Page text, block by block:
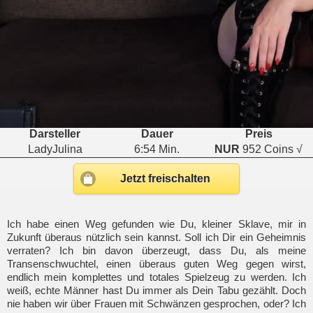
Darsteller Dauer
Preis
LadyJulina
6:54 Min. NUR 952 Coins √
Jetzt freischalten
Ich habe einen Weg gefunden wie Du, kleiner Sklave, mir in
Zukunft überaus nützlich sein kannst. Soll ich Dir ein Geheimnis
verraten? Ich bin davon überzeugt, dass Du, als meine
Transenschwuchtel, einen überaus guten Weg gegen wirst,
endlich mein komplettes und totales Spielzeug zu werden. Ich
weiß, echte Männer hast Du immer als Dein Tabu gezählt. Doch
nie haben wir über Frauen mit Schwänzen gesprochen, oder? Ich